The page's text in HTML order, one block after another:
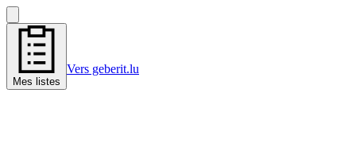
Mes listes
Vers geberit.lu